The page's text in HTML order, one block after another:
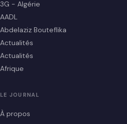
3G - Algérie
AADL
Abdelaziz Bouteflika
Actualités
Actualités
Afrique
LE JOURNAL
À propos